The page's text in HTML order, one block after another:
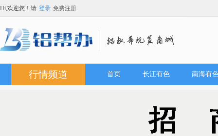
Hi,欢迎您！请 登录 免费注册
行情频道 首页 长江有色 南海有